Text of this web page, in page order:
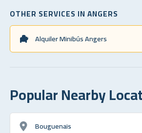
OTHER SERVICES IN ANGERS
Alquiler Minibús Angers
Popular Nearby
Bouguenais